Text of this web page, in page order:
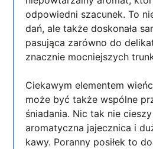
odpowiedni szacunek. To
dań, ale także doskonała
pasująca zarówno do
znacznie mocniejszych
Ciekawym elementem
może być także wspólne
śniadania. Nic tak nie
aromatyczna jajecznica i
kawy. Poranny posiłek to